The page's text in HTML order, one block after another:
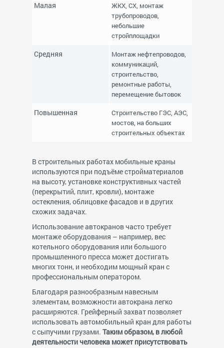
Малая
ЖКХ, СХ, монтаж
трубопроводов,
небольшие
стройплощадки
Средняя
Монтаж нефтепроводов,
коммуникаций,
строительство,
ремонтные работы,
перемещение бытовок
Повышенная
Строительство ГЭС, АЭС,
мостов, на больших
строительных объектах
В строительных работах мобильные краны
используются при подъёме стройматериалов
на высоту, установке конструктивных частей
(перекрытий, плит, кровли), монтаже
остекления, облицовке фасадов и в других
схожих задачах.
Использование автокранов часто требует
монтаже оборудования – например, вес
котельного оборудования или большого
промышленного пресса может достигать
многих тонн, и необходим мощный кран с
профессиональным оператором.
Благодаря разнообразным навесным
элементам, возможности автокрана легко
расширяются. Грейферный захват позволяет
использовать автомобильный кран для работы
с сыпучими грузами. Таким образом, в любой
деятельности человека может присутствовать